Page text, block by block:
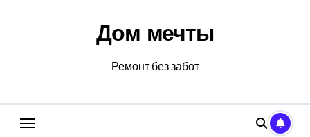
Дом мечты
Ремонт без забот